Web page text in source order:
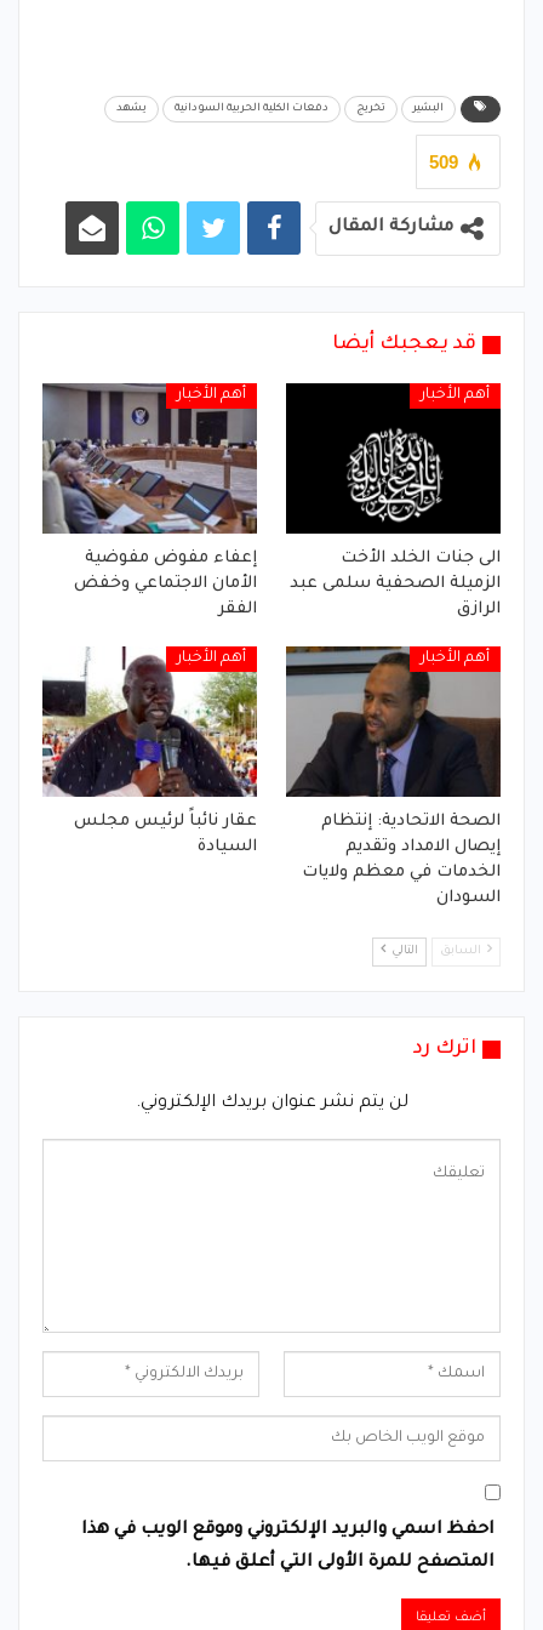
البشير تخريج دفعات الكلية الحربية السودانية يشهد
509
مشاركة المقال
قد يعجبك أيضا
أهم الأخبار
الى جنات الخلد الأخت
الزميلة الصحفية سلمى عبد
الرازق
أهم الأخبار
إعفاء مفوض مفوضية
الأمان الاجتماعي وخفض
الفقر
أهم الأخبار
الصحة الاتحادية: إنتظام
إيصال الامداد وتقديم
الخدمات في معظم ولايات
السودان
أهم الأخبار
عقار نائباً لرئيس مجلس
السيادة
السابق التالي
اترك رد
لن يتم نشر عنوان بريدك الإلكتروني.
احفظ اسمي والبريد الإلكتروني وموقع الويب في هذا
المتصفح للمرة الأولى التي أعلق فيها.